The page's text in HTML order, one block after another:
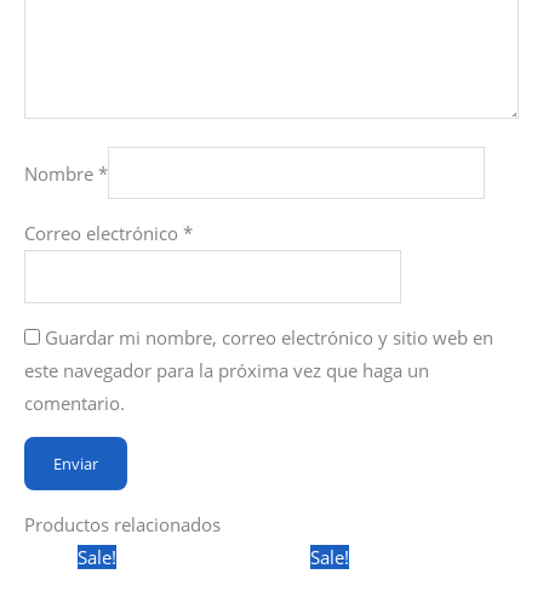
Nombre *
Correo electrónico *
Guardar mi nombre, correo electrónico y sitio web en
este navegador para la próxima vez que haga un
comentario.
Productos relacionados
Sale!
Sale!